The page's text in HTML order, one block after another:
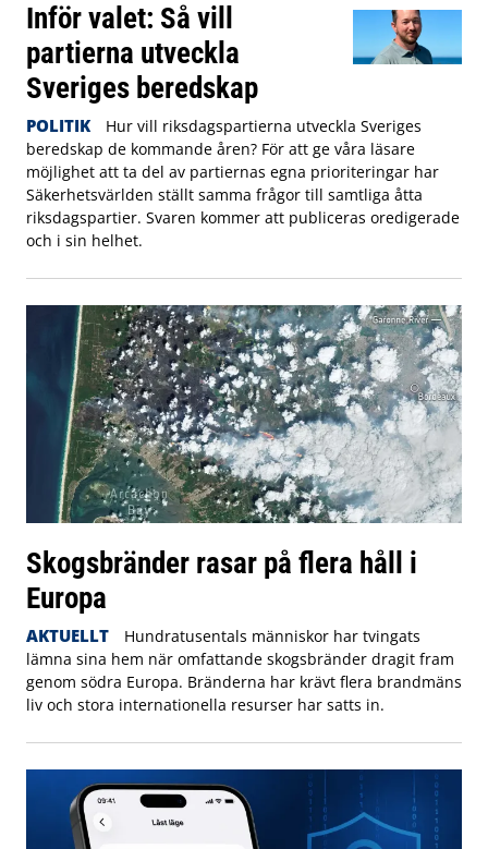
Inför valet: Så vill
partierna utveckla
Sveriges beredskap
POLITIK
Hur vill riksdagspartierna utveckla Sveriges
beredskap de kommande åren? För att ge våra läsare
möjlighet att ta del av partiernas egna prioriteringar har
Säkerhetsvärlden ställt samma frågor till samtliga åtta
riksdagspartier. Svaren kommer att publiceras oredigerade
och i sin helhet.
Skogsbränder rasar på flera håll i
Europa
AKTUELLT
Hundratusentals människor har tvingats
lämna sina hem när omfattande skogsbränder dragit fram
genom södra Europa. Bränderna har krävt flera brandmäns
liv och stora internationella resurser har satts in.